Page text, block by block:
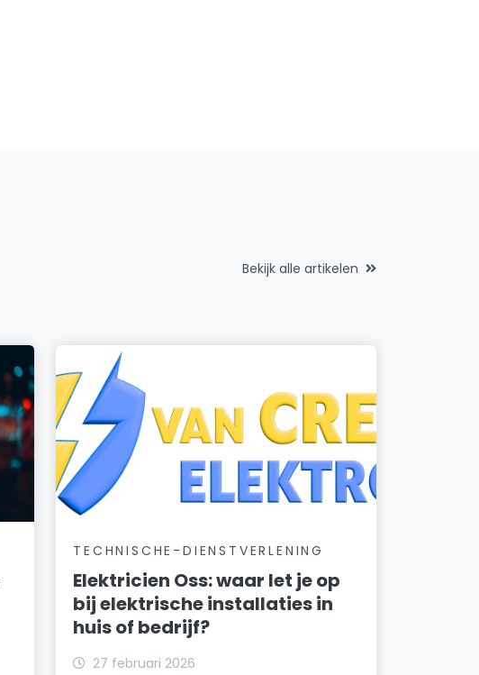
Bekijk alle artikelen
TECHNISCHE-DIENSTVERLENING
Elektricien Oss: waar let je op
bij elektrische installaties in
huis of bedrijf?
27 februari 2026